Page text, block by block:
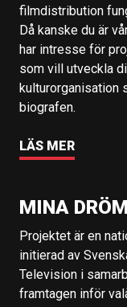
filmdistribution
Då kanske du är
har intresse för
som vill utveckla
kulturorganisation
biografen.
LÄS MER
MINA
Projektet är en
initierad av
Television i
framtagen inför